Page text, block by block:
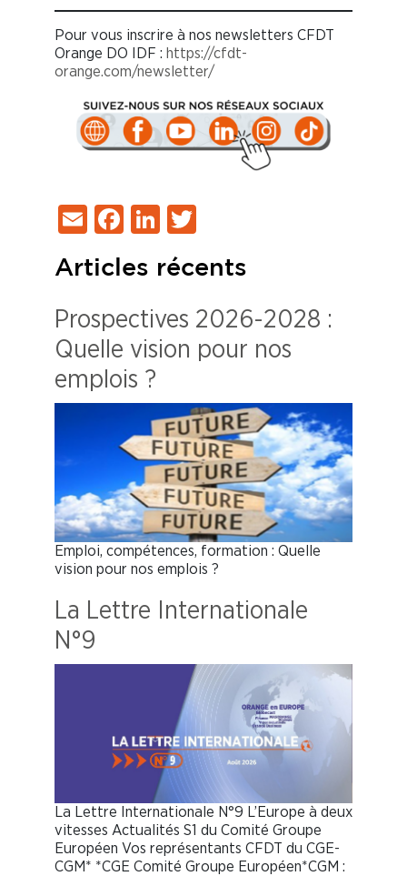
Pour vous inscrire à nos newsletters CFDT
Orange DO IDF : https://cfdt-
orange.com/newsletter/
EmailFacebook
LinkedIn
Articles récents
Prospectives 2026-2028 :
Quelle vision pour nos
emplois ?
Emploi, compétences, formation : Quelle
vision pour nos emplois ?
La Lettre Internationale
N°9
La Lettre Internationale N°9 L’Europe à deux
vitesses Actualités S1 du Comité Groupe
Européen Vos représentants CFDT du CGE-
CGM* *CGE Comité Groupe Européen*CGM :